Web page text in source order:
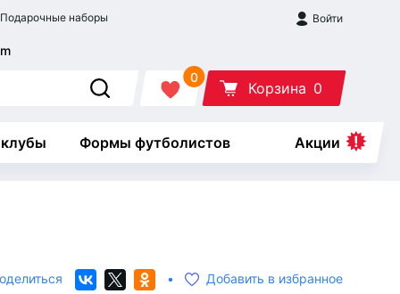
Подарочные наборы Войти
0
Корзина 0
Формы футболистов Акции
• Добавить в избранное